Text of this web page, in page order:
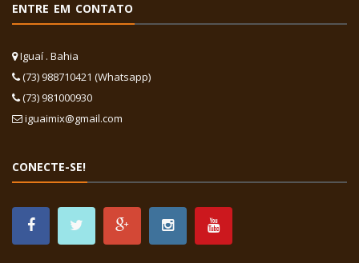
ENTRE EM CONTATO
Iguaí . Bahia
(73) 988710421 (Whatsapp)
(73) 981000930
iguaimix@gmail.com
CONECTE-SE!